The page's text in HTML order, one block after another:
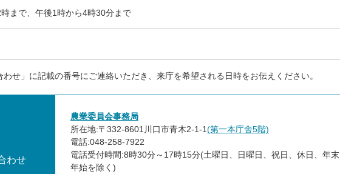
まで、午後1時から4時30分まで
わせ」に記載の番号にご連絡いただき、来庁を希望される日時をお伝えください。
わせ
農業委員会事務局
所在地:〒332-8601川口市青木2-1-1(第一本庁舎5階)
電話:048-258-7922
電話受付時間:8時30分～17時15分(土曜日、日曜日、祝日、休日、年末
年始を除く)